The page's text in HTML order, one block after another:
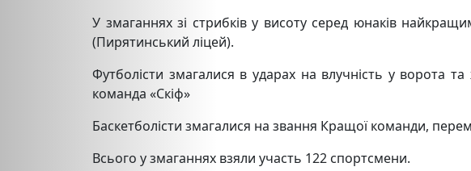
У змаганнях зі стрибків у висоту серед юнаків
(Пирятинський ліцей).
Футболісти змагалися в ударах на влучність у ворота
команда «Скіф»
Баскетболісти змагалися на звання Кращої команди,
Всього у змаганнях взяли участь 122 спортсмени.